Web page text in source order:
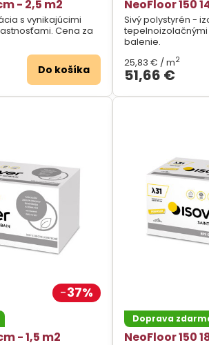
- 2,5 m2
s vynikajúcimi
Cena za
Do košíka
NeoFloor 150
Sivý polystyrén -
balenie.
51,66 €
25,83 € / m2
37%
- 1,5 m2
Doprava
NeoFloor 150